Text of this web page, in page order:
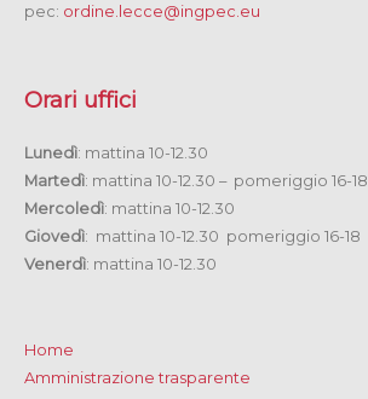
pec: ordine.lecce@ingpec.eu
Orari uffici
Lunedì: mattina 10-12.30
Martedì: mattina 10-12.30 – pomeriggio 16-18
Mercoledì: mattina 10-12.30
Giovedì: mattina 10-12.30 pomeriggio 16-18
Venerdì: mattina 10-12.30
Home
Amministrazione trasparente